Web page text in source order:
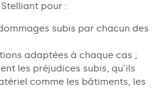
pour :
subis par chacun des
adaptées à chaque cas ;
les préjudices subis, qu’ils
comme les bâtiments, les